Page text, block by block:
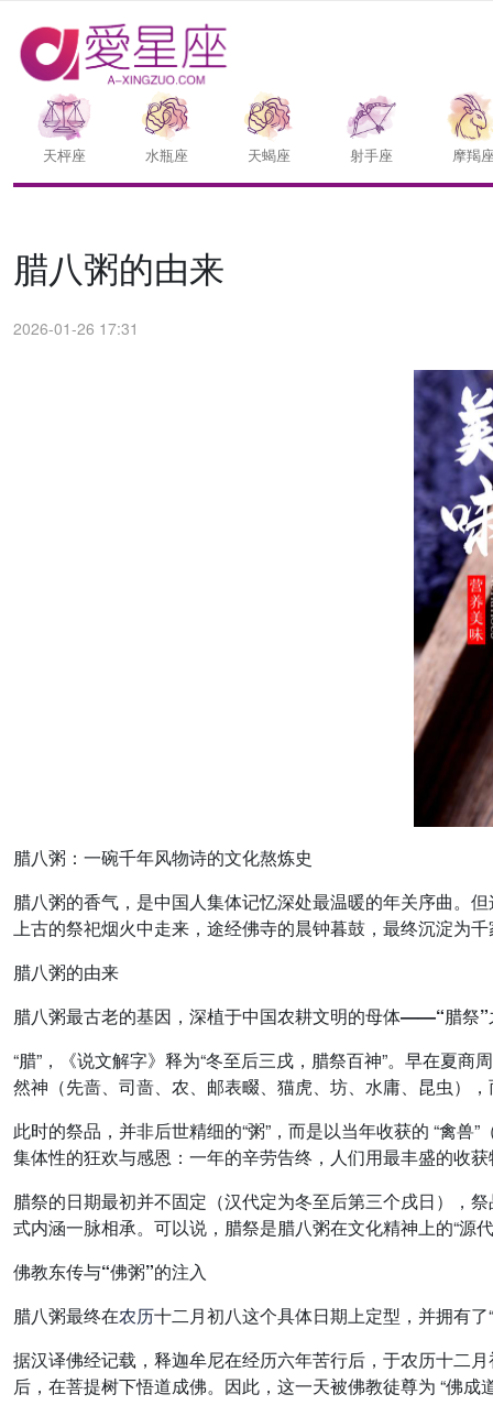
天枰座 水瓶座 天蝎座 射手座 摩羯
腊八粥的由来
2026-01-26 17:31
腊八粥：一碗千年风物诗的文化熬炼史
腊八粥的香气，是中国人集体记忆深处最温暖的年关序曲。
上古的祭祀烟火中走来，途经佛寺的晨钟暮鼓，最终沉淀为
腊八粥的由来
腊八粥最古老的基因，深植于中国农耕文明的母体——“腊祭”
“腊”，《说文解字》释为“冬至后三戌，腊祭百神”。早在夏商
然神（先啬、司啬、农、邮表畷、猫虎、坊、水庸、昆虫）
此时的祭品，并非后世精细的“粥”，而是以当年收获的 “禽兽
集体性的狂欢与感恩：一年的辛劳告终，人们用最丰盛的收
腊祭的日期最初并不固定（汉代定为冬至后第三个戌日），
式内涵一脉相承。可以说，腊祭是腊八粥在文化精神上的“源
佛教东传与“佛粥”的注入
腊八粥最终在农历十二月初八这个具体日期上定型，并拥有
据汉译佛经记载，释迦牟尼在经历六年苦行后，于农历十二
后，在菩提树下悟道成佛。因此，这一天被佛教徒尊为 “佛成